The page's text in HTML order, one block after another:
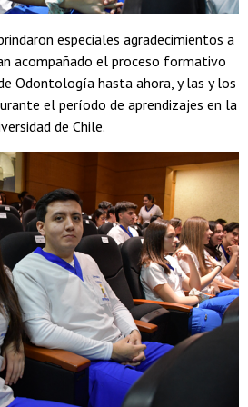
especiales agradecimientos a
acompañado el proceso formativo
Odontología hasta ahora, y las y los
el período de aprendizajes en la
de Chile.